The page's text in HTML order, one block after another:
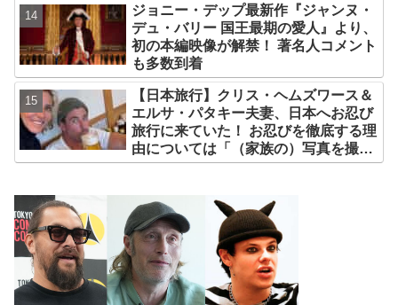
とは[写真あり]
ジョニー・デップ最新作『ジャンヌ・
デュ・バリー 国王最期の愛人』より、
初の本編映像が解禁！ 著名人コメント
も多数到着
【日本旅行】クリス・ヘムズワース＆
エルサ・パタキー夫妻、日本へお忍び
旅行に来ていた！ お忍びを徹底する理
由については「（家族の）写真を撮ら
れるとキレそうになる」からという過